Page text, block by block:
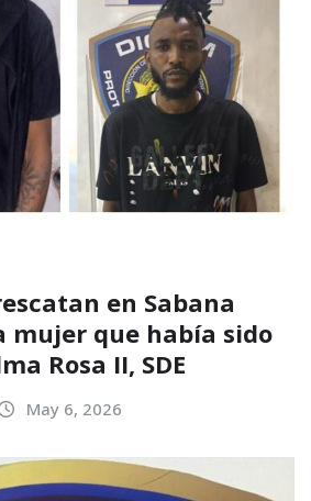
en Sabana
mujer que había sido
Rosa II, SDE
May 6, 2026